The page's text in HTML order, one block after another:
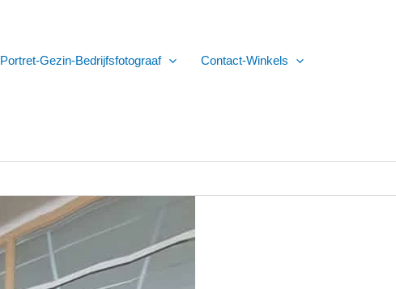
Portret-Gezin-Bedrijfsfotograaf Contact-Winkels